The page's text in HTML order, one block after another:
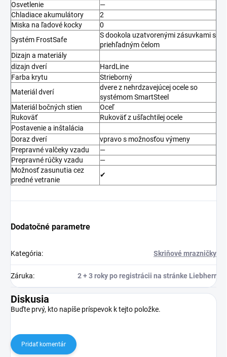
Osvetlenie
—
Chladiace akumulátory
2
Miska na ľadové kocky
0
Systém FrostSafe
S dookola uzatvorenými zásuvkami s
priehľadným čelom
Dizajn a materiály
dizajn dverí
HardLine
Farba krytu
Strieborný
Materiál dverí
dvere z nehrdzavejúcej ocele so
systémom SmartSteel
Materiál bočných stien
Oceľ
Rukoväť
Rukoväť z ušľachtilej ocele
Postavenie a inštalácia
Doraz dverí
vpravo s možnosťou výmeny
Prepravné valčeky vzadu
—
Prepravné rúčky vzadu
—
Možnosť zasunutia cez
predné vetranie
✔
Dodatočné parametre
Kategória: Skriňové mrazničky
Záruka: 2 + 3 roky po registrácii na stránke Liebherr
Diskusia
Buďte prvý, kto napíše príspevok k tejto položke.
Pridať komentár